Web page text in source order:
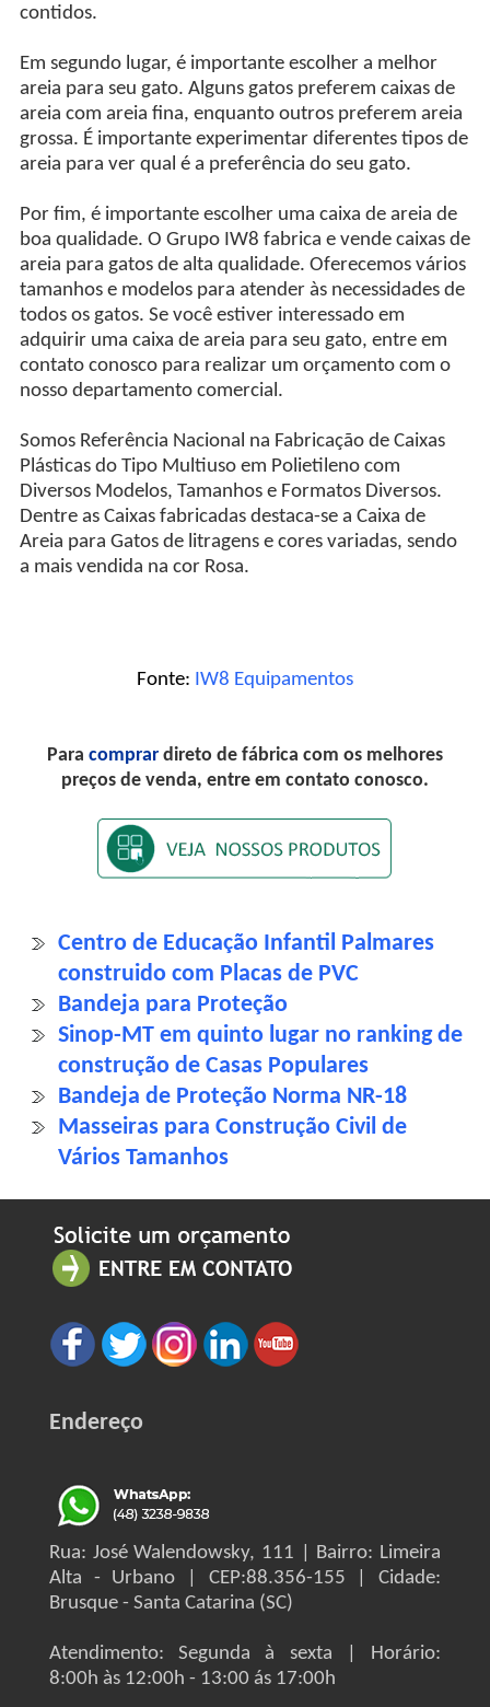
contidos.
Em segundo lugar, é importante escolher a melhor
areia para seu gato. Alguns gatos preferem caixas de
areia com areia fina, enquanto outros preferem areia
grossa. É importante experimentar diferentes tipos de
areia para ver qual é a preferência do seu gato.
Por fim, é importante escolher uma caixa de areia de
boa qualidade. O Grupo IW8 fabrica e vende caixas de
areia para gatos de alta qualidade. Oferecemos vários
tamanhos e modelos para atender às necessidades de
todos os gatos. Se você estiver interessado em
adquirir uma caixa de areia para seu gato, entre em
contato conosco para realizar um orçamento com o
nosso departamento comercial.
Somos Referência Nacional na Fabricação de Caixas
Plásticas do Tipo Multiuso em Polietileno com
Diversos Modelos, Tamanhos e Formatos Diversos.
Dentre as Caixas fabricadas destaca-se a Caixa de
Areia para Gatos de litragens e cores variadas, sendo
a mais vendida na cor Rosa.
Fonte: IW8 Equipamentos
Para comprar direto de fábrica com os melhores
preços de venda, entre em contato conosco.
Centro de Educação Infantil Palmares
construido com Placas de PVC
Bandeja para Proteção
Sinop-MT em quinto lugar no ranking de
construção de Casas Populares
Bandeja de Proteção Norma NR-18
Masseiras para Construção Civil de
Vários Tamanhos
Endereço
Rua: José Walendowsky, 111 | Bairro: Limeira
Alta - Urbano | CEP:88.356-155 | Cidade:
Brusque - Santa Catarina (SC)
Atendimento: Segunda à sexta | Horário:
8:00h às 12:00h - 13:00 ás 17:00h